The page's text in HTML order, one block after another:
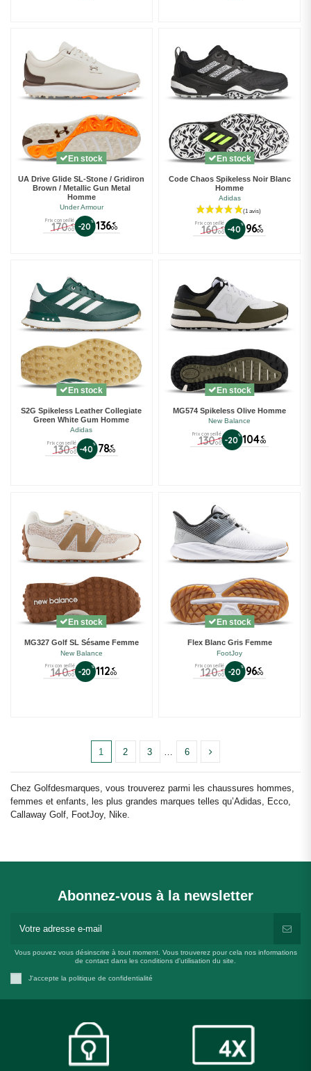
En stock
UA Drive Glide SL-Stone / Gridiron
Brown / Metallic Gun Metal
Homme
Under Armour
Prix conseillé
170 €
00 -20% 136 €
00
En stock
Code Chaos Spikeless Noir Blanc
Homme
Adidas
Prix conseillé
160 €
00 -40% 96 €
00
En stock
S2G Spikeless Leather Collegiate
Green White Gum Homme
Adidas
Prix conseillé
130 €
00 -40% 78 €
00
En stock
MG574 Spikeless Olive Homme
New Balance
Prix conseillé
130 €
00 -20% 104 €
00
En stock
MG327 Golf SL Sésame Femme
New Balance
Prix conseillé
140 €
00 -20% 112 €
00
En stock
Flex Blanc Gris Femme
FootJoy
Prix conseillé
120 €
00 -20% 96 €
00
1 2 3 6
Chez Golfdesmarques, vous trouverez parmi les chaussures hommes,
femmes et enfants, les plus grandes marques telles qu’Adidas, Ecco,
Callaway Golf, FootJoy, Nike.
Abonnez-vous à la newsletter
Vous pouvez vous désinscrire à tout moment. Vous trouverez pour cela nos informations
de contact dans les conditions d'utilisation du site.
J'accepte la politique de confidentialité